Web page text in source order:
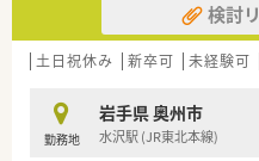
検討
土日祝休み 新卒可 未経験可
勤務地
岩手県 奥州市
水沢駅 (JR東北本線)